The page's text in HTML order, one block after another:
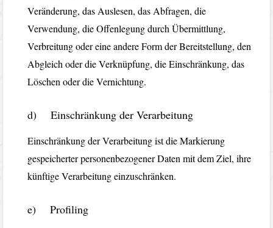
Veränderung, das Auslesen, das Abfragen, die
Verwendung, die Offenlegung durch Übermittlung,
Verbreitung oder eine andere Form der Bereitstellung, den
Abgleich oder die Verknüpfung, die Einschränkung, das
Löschen oder die Vernichtung.
d) Einschränkung der Verarbeitung
Einschränkung der Verarbeitung ist die Markierung
gespeicherter personenbezogener Daten mit dem Ziel, ihre
künftige Verarbeitung einzuschränken.
e) Profiling